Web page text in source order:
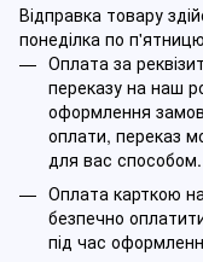
Відправка товару
понеділка по
Оплата за
переказу на наш
оформлення
оплати, переказ
для вас способом.
Оплата карткою
безпечно
під час